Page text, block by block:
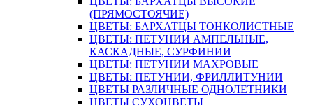
(ПРЯМОСТОЯЧИЕ)
ЦВЕТЫ: БАРХАТЦЫ ТОНКОЛИСТНЫЕ
ЦВЕТЫ: ПЕТУНИИ АМПЕЛЬНЫЕ,
КАСКАДНЫЕ, СУРФИНИИ
ЦВЕТЫ: ПЕТУНИИ МАХРОВЫЕ
ЦВЕТЫ: ПЕТУНИИ, ФРИЛЛИТУНИИ
ЦВЕТЫ РАЗЛИЧНЫЕ ОДНОЛЕТНИКИ
ЦВЕТЫ СУХОЦВЕТЫ